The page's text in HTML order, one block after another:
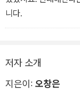
니다.
저자 소개
지은이: 오창은